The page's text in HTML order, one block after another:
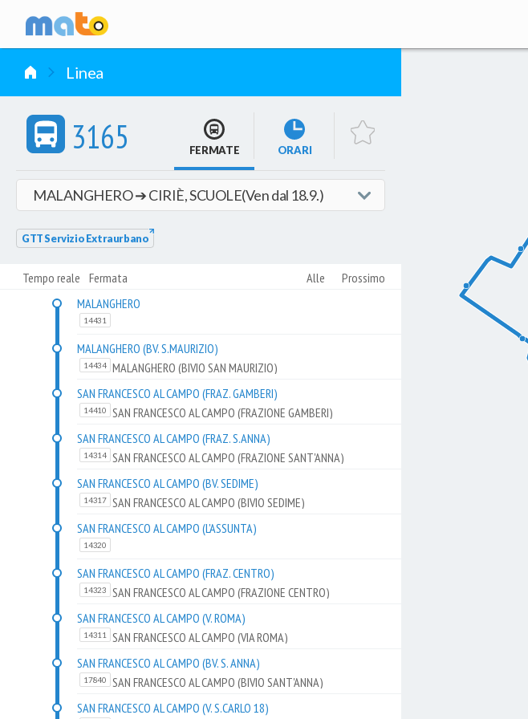
vai al contenuto
Linea
3165 FERMATE ORARI
GTT Servizio Extraurbano
Tempo reale Fermata Alle
Prossimo
MALANGHERO
14431
MALANGHERO (BV. S.MAURIZIO)
14434
MALANGHERO (BIVIO SAN MAURIZIO)
SAN FRANCESCO AL CAMPO (FRAZ. GAMBERI)
14410
SAN FRANCESCO AL CAMPO (FRAZIONE GAMBERI)
SAN FRANCESCO AL CAMPO (FRAZ. S.ANNA)
14314
SAN FRANCESCO AL CAMPO (FRAZIONE SANT'ANNA)
SAN FRANCESCO AL CAMPO (BV. SEDIME)
14317
SAN FRANCESCO AL CAMPO (BIVIO SEDIME)
SAN FRANCESCO AL CAMPO (L'ASSUNTA)
14320
SAN FRANCESCO AL CAMPO (FRAZ. CENTRO)
14323
SAN FRANCESCO AL CAMPO (FRAZIONE CENTRO)
SAN FRANCESCO AL CAMPO (V. ROMA)
14311
SAN FRANCESCO AL CAMPO (VIA ROMA)
SAN FRANCESCO AL CAMPO (BV. S. ANNA)
17840
SAN FRANCESCO AL CAMPO (BIVIO SANT'ANNA)
SAN FRANCESCO AL CAMPO (V. S.CARLO 18)